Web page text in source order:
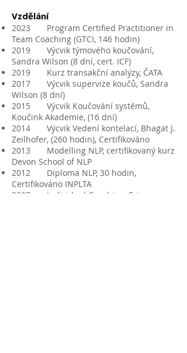
Vzdělání
2023 Program Certified Practitioner in
Team Coaching (GTCI, 146 hodin)
2019 Výcvik týmového koučování,
Sandra Wilson (8 dní, cert. ICF)
2019 Kurz transakční analýzy, ČATA
2017 Výcvik supervize koučů, Sandra
Wilson (8 dní)
2015 Výcvik Koučování systémů,
Koučink Akademie, (16 dní)
2014 Výcvik Vedení kontelací, Bhagat J.
Zeilhofer, (260 hodin), Certifikováno
2013 Modelling NLP, certifikovaný kurz
Devon School of NLP
2012 Diploma NLP, 30 hodin,
Certifikováno INPLTA
2007 Individual Coaching, Ericsson